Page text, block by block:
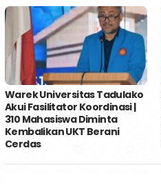
Warek Universitas Tadulako
Akui Fasilitator Koordinasi |
310 Mahasiswa Diminta
Kembalikan UKT Berani
Cerdas